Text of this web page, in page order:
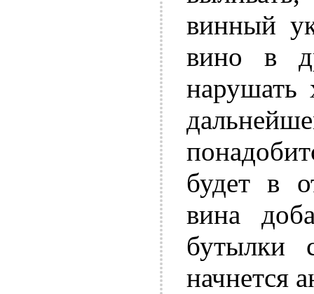
винный
вино в
нарушать
будет в
вина
бутылки
начнется